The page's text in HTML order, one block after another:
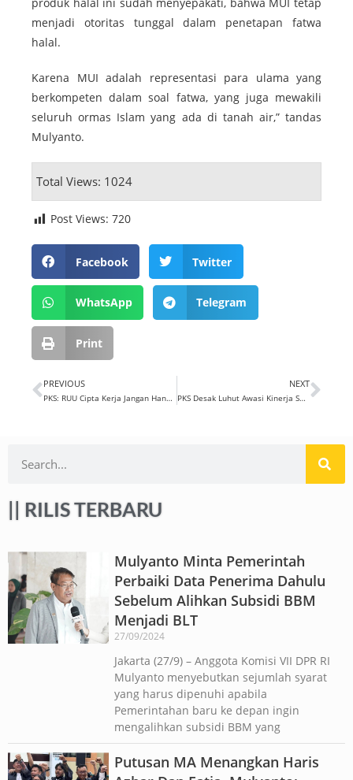
produk halal ini sudah menyepakati, bahwa MUI tetap
menjadi otoritas tunggal dalam penetapan fatwa
halal.
Karena MUI adalah representasi para ulama yang
berkompeten dalam soal fatwa, yang juga mewakili
seluruh ormas Islam yang ada di tanah air,” tandas
Mulyanto.
Total Views: 1024
Post Views: 720
Facebook Twitter
WhatsApp Telegram
Print
PREVIOUS
PKS: RUU Cipta Kerja Jangan Hanya Mengurusi Perumahan Elit
NEXT
PKS Desak Luhut Awasi Kinerja Smelter Tembaga
|| RILIS TERBARU
Mulyanto Minta Pemerintah
Perbaiki Data Penerima Dahulu
Sebelum Alihkan Subsidi BBM
Menjadi BLT
27/09/2024
Jakarta (27/9) – Anggota Komisi VII DPR RI
Mulyanto menyebutkan sejumlah syarat
yang harus dipenuhi apabila
Pemerintahan baru ke depan ingin
mengalihkan subsidi BBM yang
Putusan MA Menangkan Haris